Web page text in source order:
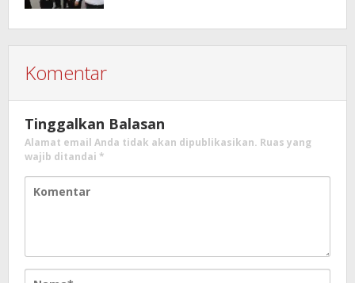
Komentar
Tinggalkan Balasan
Alamat email Anda tidak akan dipublikasikan. Ruas yang
wajib ditandai *